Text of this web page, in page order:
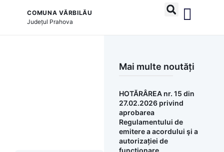
COMUNA VĂRBILĂU
Județul Prahova
Mai multe noutăți
HOTĂRÂREA nr. 15 din
27.02.2026 privind
aprobarea
Regulamentului de
emitere a acordului şi a
autorizației de
funcţionare